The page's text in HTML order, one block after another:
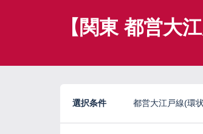
【関東 都営大
選択条件 都営大江戸線(環